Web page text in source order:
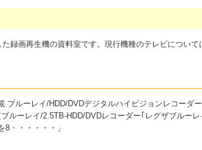
録画再生機の資料室です。現行機種のテレビについ
ブルーレイ/HDD/DVDデジタルハイビジョンレコーダ
ルーレイ/2.5TB-HDD/DVDレコーダー｢レグザブルー
・・・・・・」